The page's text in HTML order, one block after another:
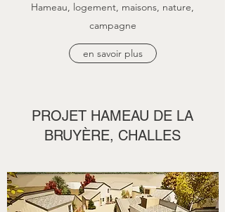
Hameau, logement, maisons, nature,
campagne
en savoir plus
PROJET HAMEAU DE LA
BRUYÈRE, CHALLES